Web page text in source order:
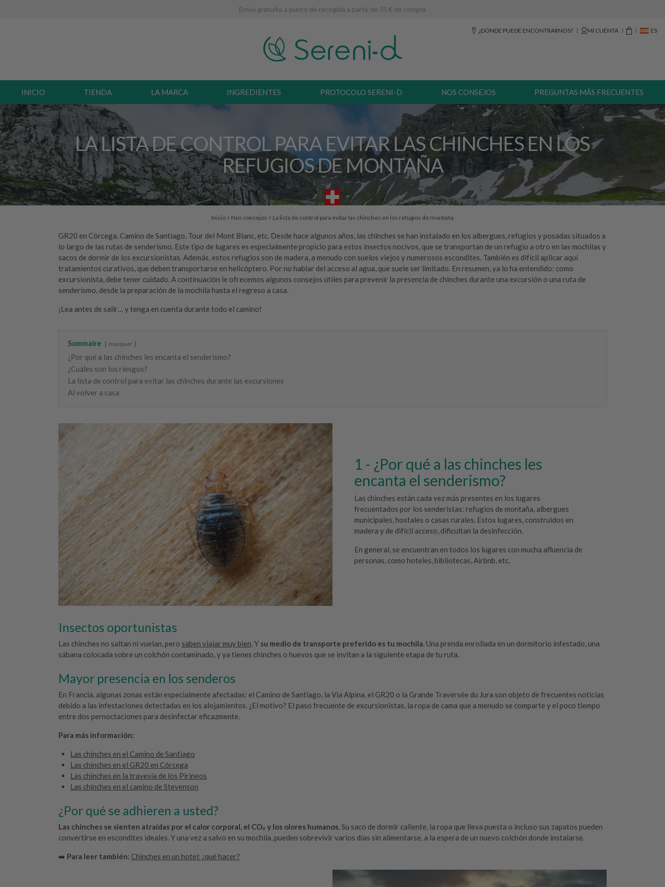
Envío gratuito a punto de recogida a partir de 35 € de compra
¿DÓNDE PUEDE ENCONTRARNOS? MI CUENTA ES
INICIO TIENDA LA MARCA INGREDIENTES PROTOCOLO SERENI-D NOS CONSEJOS PREGUNTAS MÁS FRECUENTES
LA LISTA DE CONTROL PARA EVITAR LAS CHINCHES EN LOS
REFUGIOS DE MONTAÑA
Inicio > Nos consejos > La lista de control para evitar las chinches en los refugios de montaña
GR20 en Córcega, Camino de Santiago, Tour del Mont Blanc, etc. Desde hace algunos años, las chinches se han instalado en los albergues, refugios y posadas situados a
lo largo de las rutas de senderismo. Este tipo de lugares es especialmente propicio para estos insectos nocivos, que se transportan de un refugio a otro en las mochilas y
sacos de dormir de los excursionistas. Además, estos refugios son de madera, a menudo con suelos viejos y numerosos escondites. También es difícil aplicar aquí
tratamientos curativos, que deben transportarse en helicóptero. Por no hablar del acceso al agua, que suele ser limitado. En resumen, ya lo ha entendido: como
excursionista, debe tener cuidado. A continuación le ofrecemos algunos consejos útiles para prevenir la presencia de chinches durante una excursión o una ruta de
senderismo, desde la preparación de la mochila hasta el regreso a casa.
¡Lea antes de salir… y tenga en cuenta durante todo el camino!
Sommaire masquer
¿Por qué a las chinches les encanta el senderismo?
¿Cuáles son los riesgos?
La lista de control para evitar las chinches durante las excursiones
Al volver a casa
¿Por qué a las chinches les
encanta el senderismo?
Las chinches están cada vez más presentes en los lugares
frecuentados por los senderistas: refugios de montaña, albergues
municipales, hostales o casas rurales. Estos lugares, construidos en
madera y de difícil acceso, dificultan la desinfección.
En general, se encuentran en todos los lugares con mucha afluencia de
personas, como hoteles, bibliotecas, Airbnb, etc.
Insectos oportunistas
Las chinches no saltan ni vuelan, pero saben viajar muy bien. Y su medio de transporte preferido es tu mochila. Una prenda enrollada en un dormitorio infestado, una
sábana colocada sobre un colchón contaminado, y ya tienes chinches o huevos que se invitan a la siguiente etapa de tu ruta.
Mayor presencia en los senderos
En Francia, algunas zonas están especialmente afectadas: el Camino de Santiago, la Via Alpina, el GR20 o la Grande Traversée du Jura son objeto de frecuentes noticias
debido a las infestaciones detectadas en los alojamientos. ¿El motivo? El paso frecuente de excursionistas, la ropa de cama que a menudo se comparte y el poco tiempo
entre dos pernoctaciones para desinfectar eficazmente.
Para más información:
Las chinches en el Camino de Santiago
Las chinches en el GR20 en Córcega
Las chinches en la travesía de los Pirineos
Las chinches en el camino de Stevenson
¿Por qué se adhieren a usted?
Las chinches se sienten atraídas por el calor corporal, el CO₂ y los olores humanos. Su saco de dormir caliente, la ropa que lleva puesta o incluso sus zapatos pueden
convertirse en escondites ideales. Y una vez a salvo en su mochila, pueden sobrevivir varios días sin alimentarse, a la espera de un nuevo colchón donde instalarse.
➡️ Para leer también: Chinches en un hotel: ¿qué hacer?